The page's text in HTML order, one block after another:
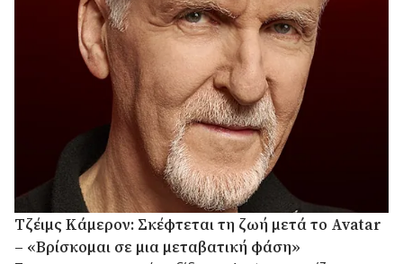
Τζέιμς Κάμερον: Σκέφτεται τη ζωή μετά το Avatar
– «Βρίσκομαι σε μια μεταβατική φάση»